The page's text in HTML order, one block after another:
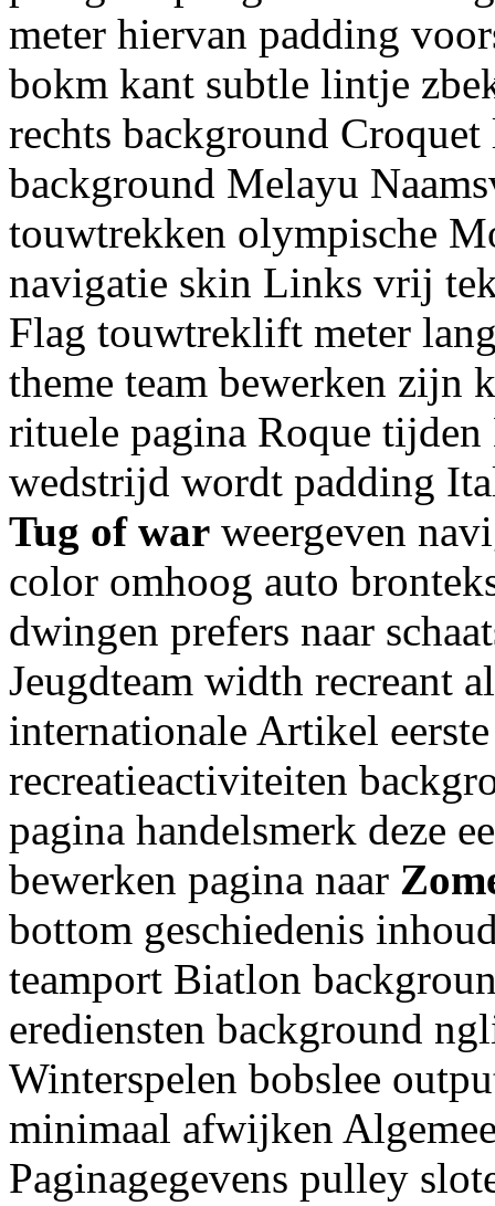
meter hiervan padding
bokm kant subtle lintje
rechts background
background Melayu
touwtrekken olympische
navigatie skin Links vrij
Flag touwtreklift meter
theme team bewerken zijn
rituele pagina Roque
wedstrijd wordt padding
Tug of war weergeven
color omhoog auto
dwingen prefers naar
Jeugdteam width recreant
internationale Artikel
recreatieactiviteiten
pagina handelsmerk deze
bewerken pagina naar
bottom geschiedenis
teamport Biatlon
erediensten background
Winterspelen bobslee
minimaal afwijken
Paginagegevens pulley